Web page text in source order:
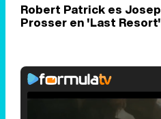
Robert Patrick es
Prosser en 'Last Resort'